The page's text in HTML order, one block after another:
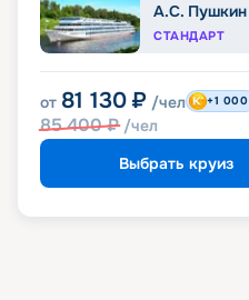
А.С. Пушкин
СТАНДАРТ
от 81 130 ₽ /чел
85 400₽ /чел
+1 000
Выбрать круиз